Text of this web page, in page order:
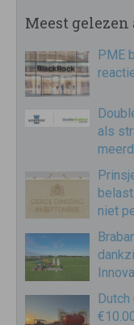
Meest
PME
als
niet